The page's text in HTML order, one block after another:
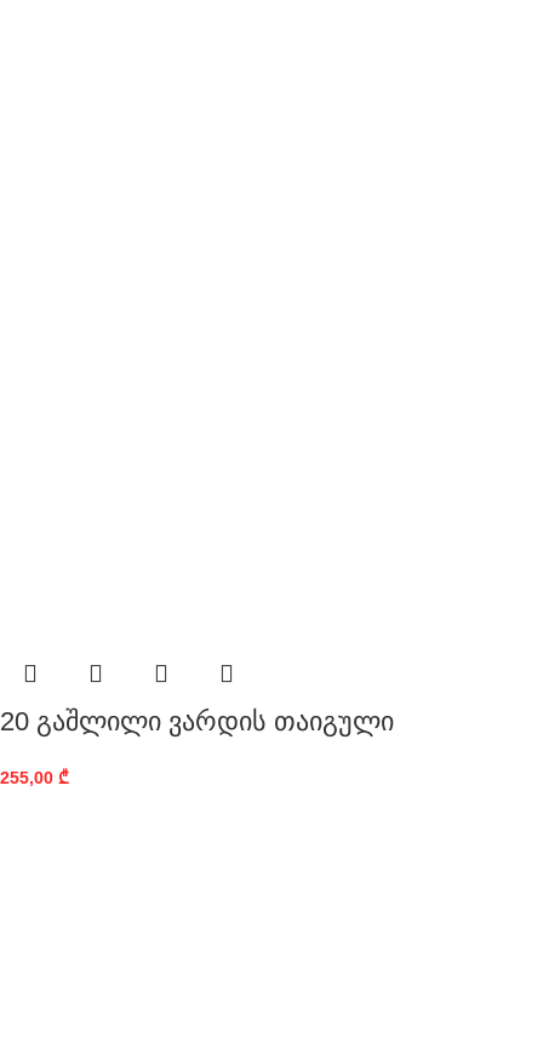
20 გაშლილი ვარდის თაიგული
255,00 ₾